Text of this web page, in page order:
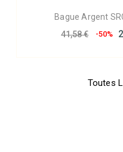
Bague Argent
41,58 €
-50%
Toutes